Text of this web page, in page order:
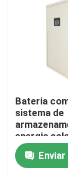
Casa
Bateria
sistema de
energia
51.2V